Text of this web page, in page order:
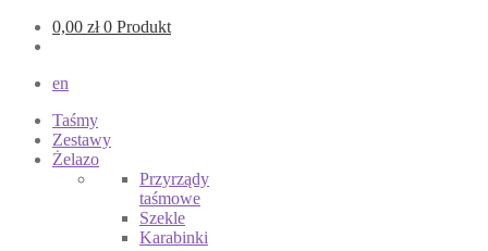
0,00 zł 0 Produkt
en
Taśmy
Zestawy
Żelazo
Przyrządy
taśmowe
Szekle
Karabinki